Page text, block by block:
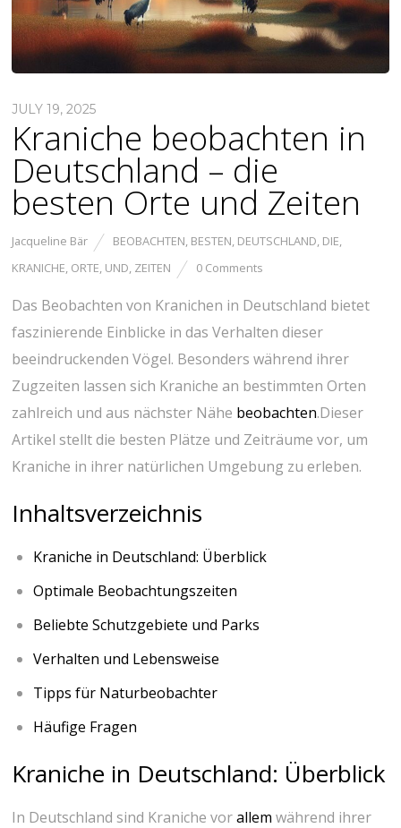
JULY 19, 2025
Kraniche beobachten in
Deutschland – die
besten Orte und Zeiten
Jacqueline Bär BEOBACHTEN, BESTEN, DEUTSCHLAND, DIE,
KRANICHE, ORTE, UND, ZEITEN 0 Comments
Das Beobachten von Kranichen in ⁤Deutschland bietet
faszinierende Einblicke in das Verhalten dieser
beeindruckenden Vögel. Besonders während ihrer⁤
Zugzeiten lassen sich Kraniche an ​bestimmten Orten
zahlreich und aus nächster⁣ Nähe beobachten.Dieser⁣
Artikel stellt⁣ die ‌besten Plätze und Zeiträume vor, um ​
Kraniche‍ in ihrer natürlichen Umgebung zu⁢ erleben.
Inhaltsverzeichnis
Kraniche ‌in Deutschland: Überblick
Optimale Beobachtungszeiten
Beliebte Schutzgebiete und Parks
Verhalten und Lebensweise
Tipps für Naturbeobachter
Häufige Fragen
Kraniche in Deutschland: Überblick
In Deutschland sind Kraniche‌ vorallem während ihrer